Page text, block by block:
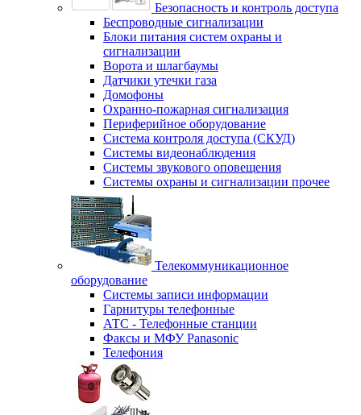
Безопасность и контроль доступа
Беспроводные сигнализации
Блоки питания систем охраны и
сигнализации
Ворота и шлагбаумы
Датчики утечки газа
Домофоны
Охранно-пожарная сигнализация
Периферийное оборудование
Система контроля доступа (СКУД)
Системы видеонаблюдения
Системы звукового оповещения
Системы охраны и сигнализации прочее
Телекоммуникационное
оборудование
Системы записи информации
Гарнитуры телефонные
АТС - Телефонные станции
Факсы и МФУ Panasonic
Телефония